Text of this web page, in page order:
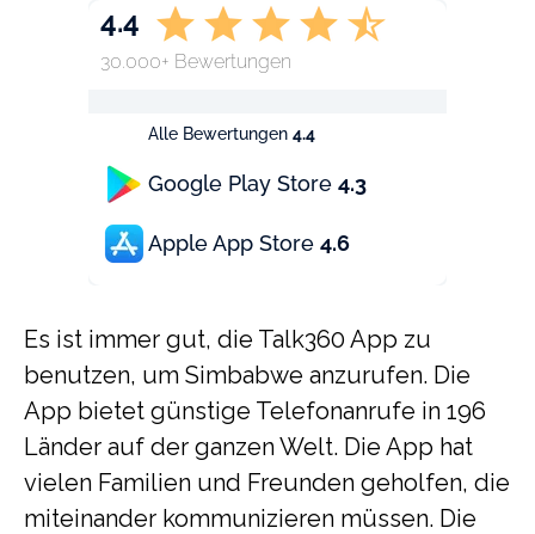
Alle Bewertungen 4.4
Google Play Store 4.3
Apple App Store 4.6
4.4
30.000+ Bewertungen
Es ist immer gut, die Talk360 App zu
benutzen, um Simbabwe anzurufen. Die
App bietet günstige Telefonanrufe in 196
Länder auf der ganzen Welt. Die App hat
vielen Familien und Freunden geholfen, die
miteinander kommunizieren müssen. Die